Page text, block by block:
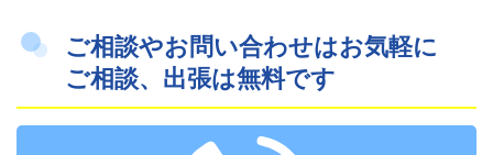
ご相談やお問い合わせはお気軽に
ご相談、出張は無料です